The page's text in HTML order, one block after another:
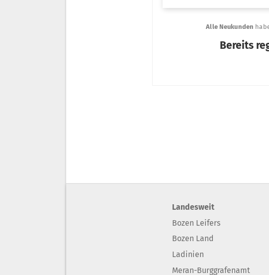
Landesweit
Bozen Leifers
Bozen Land
Ladinien
Meran-Burggrafenamt